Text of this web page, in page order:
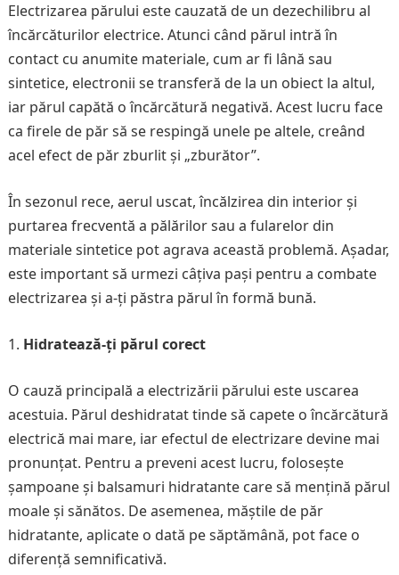
Electrizarea părului este cauzată de un dezechilibru al
încărcăturilor electrice. Atunci când părul intră în
contact cu anumite materiale, cum ar fi lână sau
sintetice, electronii se transferă de la un obiect la altul,
iar părul capătă o încărcătură negativă. Acest lucru face
ca firele de păr să se respingă unele pe altele, creând
acel efect de păr zburlit și „zburător”.
În sezonul rece, aerul uscat, încălzirea din interior și
purtarea frecventă a pălărilor sau a fularelor din
materiale sintetice pot agrava această problemă. Așadar,
este important să urmezi câțiva pași pentru a combate
electrizarea și a-ți păstra părul în formă bună.
Hidratează-ți părul corect
O cauză principală a electrizării părului este uscarea
acestuia. Părul deshidratat tinde să capete o încărcătură
electrică mai mare, iar efectul de electrizare devine mai
pronunțat. Pentru a preveni acest lucru, folosește
șampoane și balsamuri hidratante care să mențină părul
moale și sănătos. De asemenea, măștile de păr
hidratante, aplicate o dată pe săptămână, pot face o
diferență semnificativă.